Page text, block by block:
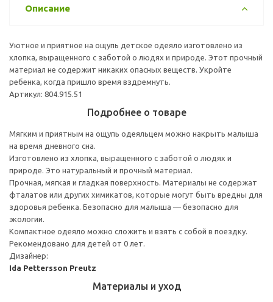
Описание
Уютное и приятное на ощупь детское одеяло изготовлено из
хлопка, выращенного с заботой о людях и природе. Этот прочный
материал не содержит никаких опасных веществ. Укройте
ребенка, когда пришло время вздремнуть.
Артикул: 804.915.51
Подробнее о товаре
Мягким и приятным на ощупь одеяльцем можно накрыть малыша
на время дневного сна.
Изготовлено из хлопка, выращенного с заботой о людях и
природе. Это натуральный и прочный материал.
Прочная, мягкая и гладкая поверхность. Материалы не содержат
фталатов или других химикатов, которые могут быть вредны для
здоровья ребенка. Безопасно для малыша — безопасно для
экологии.
Компактное одеяло можно сложить и взять с собой в поездку.
Рекомендовано для детей от 0 лет.
Дизайнер:
Ida Pettersson Preutz
Материалы и уход